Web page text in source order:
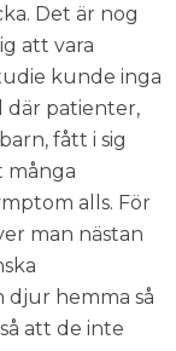
Det är nog
att vara
kunde inga
där patienter,
fått i sig
många
alls. För
man nästan
djur hemma så
att de inte